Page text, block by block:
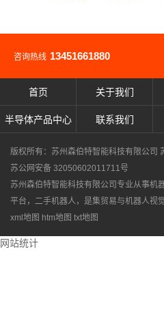
咨询热线 13451661880
首页 关于我们
半导体产品中心 联系我们
版权所有：苏州森伯特智能科技有限公司
苏公网安备 32050602011711号
苏州森伯特智能科技有限公司专业从事机
平台 ， 二手机器人，是集贸易与机器人视
xml地图 htm地图 txt地图
网站统计